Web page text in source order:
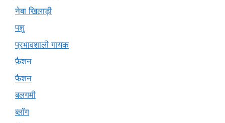
नेबा खिलाड़ी
पशु
प्रभावशाली गायक
फ़ैशन
फैशन
बलगमी
ब्लॉग